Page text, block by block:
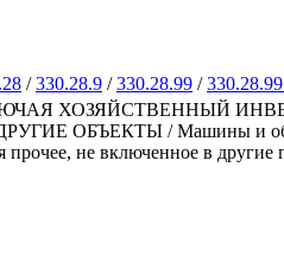
/330.28.9 /330.28.99 /
ХОЗЯЙСТВЕННЫЙ
/ Машины и
прочее, не включенное в